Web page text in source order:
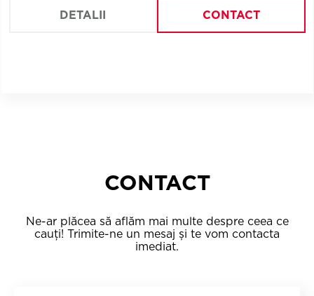
DETALII CONTACT
CONTACT
Ne-ar plăcea să aflăm mai multe despre ceea ce
cauți! Trimite-ne un mesaj și te vom contacta
imediat.